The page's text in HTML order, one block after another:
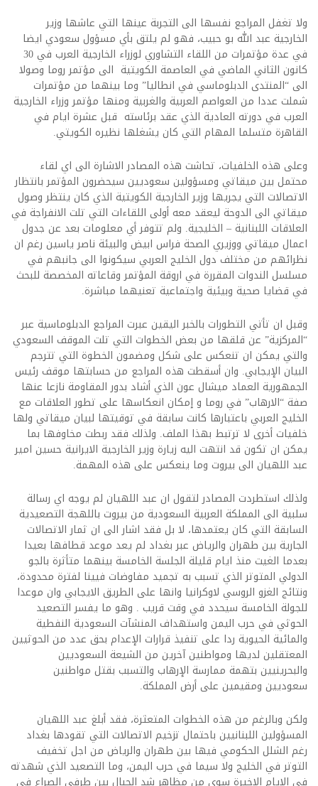
ولا تغفل المراجع نفسها الى التجربة عينها التي عاشها وزير
الخارجية عبد الله بو حبيب، فهو لم يلتق بأي مسؤول سعودي ايضا
في عدة مؤتمرات من اللقاء التشاوري لوزراء الخارجية العرب في 30
كانون الثاني الماضي في العاصمة الكويتية الى مؤتمر روما وصولا
الى “المنتدى الدبلوماسي في انطاليا” وما بينهما من مؤتمرات
شملت عددا من العواصم العربية والغربية ومنها مؤتمر وزراء الخارجية
العرب في دورته العادية الذي عقد برئاسته قبل عشرة ايام في
القاهرة متسلما المهام التي كان يشغلها نظيره الكويتي.
وعلى هذه الخلفيات، تحاشت هذه المصادر الاشارة الى اي لقاء
محتمل بين ميقاتي ومسؤولين سعوديين سيحضرون المؤتمر بانتظار
الاتصالات التي يجريها وزير الخارجية الكويتية الذي كان ينتظر وصول
ميقاتي الى الدوحة ليعقد معه أولى اللقاءات التي تلت الانفراجة في
العلاقات اللبنانية – الخليجية. ولم تتوفر أي معلومات بعد عن جدول
اعمال ميقاتي ووزيري الصحة فراس ابيض والبيئة ناصر ياسين رغم ان
نظرائهم من مختلف دول الخليج العربي سيكونوا الى جانبهم في
مسلسل الندوات المقررة في اروقة المؤتمر وقاعاته المخصصة للبحث
في قضايا صحية وبيئية واجتماعية تعنيهما مباشرة.
وقبل ان تأتي التطورات بالخبر اليقين عبرت المراجع الدبلوماسية عبر
“المركزية” عن قلقها من بعض الخطوات التي تلت الموقف السعودي
والتي يمكن ان تنعكس على شكل ومضمون الخطوة التي تترجم
البيان الإيجابي. وان أسقطت هذه المراجع من حسابتها موقف رئيس
الجمهورية العماد ميشال عون الذي أشاد بدور المقاومة نازعا عنها
صفة “الارهاب” في روما و إمكان انعكاسها على تطور العلاقات مع
الخليج العربي باعتبارها كانت سابقة في توقيتها لبيان ميقاتي ولها
خلفيات أخرى لا ترتبط بهذا الملف. ولذلك فقد ربطت مخاوفها بما
يمكن ان تكون قد انتهت اليه زيارة وزير الخارجية الايرانية حسين امير
عبد اللهيان الى بيروت وما ينعكس على هذه المهمة.
ولذلك استطردت المصادر لتقول ان عبد اللهيان لم يوجه اي رسالة
سلبية الى المملكة العربية السعودية من بيروت باللهجة التصعيدية
السابقة التي كان يعتمدها، لا بل فقد اشار الى ان ثمار الاتصالات
الجارية بين طهران والرياض عبر بغداد لم يعد موعد قطافها بعيدا
بعدما الغيت منذ ايام قليلة الجلسة الخامسة بينهما متأثرة بالجو
الدولي المتوتر الذي تسبب به تجميد مفاوضات فيينا لفترة محدودة،
ونتائج الغزو الروسي لاوكرانيا وانها على الطريق الايجابي وان موعدا
للجولة الخامسة سيحدد في وقت قريب . وهو ما يفسر التصعيد
الحوثي في حرب اليمن واستهداف المنشآت السعودية النفطية
والمائية الحيوية ردا على تنفيذ قرارات الإعدام بحق عدد من الحوثيين
المعتقلين لديها ومواطنين آخرين من الشيعة السعوديين
والبحرينيين بتهمة ممارسة الإرهاب والتسبب بقتل مواطنين
سعوديين ومقيمين على أرض المملكة.
ولكن وبالرغم من هذه الخطوات المتعثرة، فقد أبلغ عبد اللهيان
المسؤولين اللبنانيين باحتمال تزخيم الاتصالات التي تقودها بغداد
رغم الشلل الحكومي فيها بين طهران والرياض من اجل تخفيف
التوتر في الخليج ولا سيما في حرب اليمن، وما التصعيد الذي شهدته
في الايام الاخيرة سوى من مظاهر شد الحبال بين طرفي الصراع في